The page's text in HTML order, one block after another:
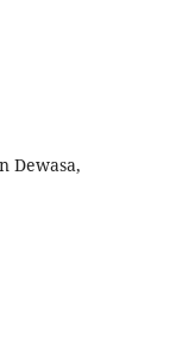
Dewasa,